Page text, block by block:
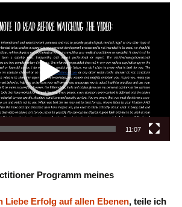
11:07
Programm meines
Liebe Erfolg auf allen Ebenen, teile ich